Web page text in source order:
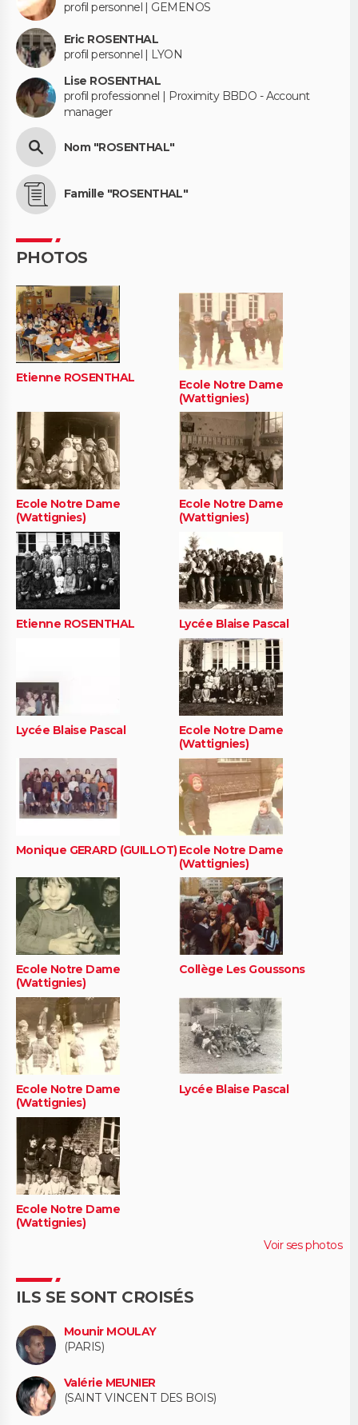
profil personnel | GEMENOS
Eric ROSENTHAL
profil personnel | LYON
Lise ROSENTHAL
profil professionnel | Proximity BBDO - Account
manager
Nom "ROSENTHAL"
Famille "ROSENTHAL"
PHOTOS
Etienne ROSENTHAL
Ecole Notre Dame
(Wattignies)
Ecole Notre Dame
(Wattignies)
Ecole Notre Dame
(Wattignies)
Etienne ROSENTHAL Lycée Blaise Pascal
Lycée Blaise Pascal
Ecole Notre Dame
(Wattignies)
Monique GERARD (GUILLOT) Ecole Notre Dame
(Wattignies)
Ecole Notre Dame
(Wattignies)
Collège Les Goussons
Ecole Notre Dame
(Wattignies)
Lycée Blaise Pascal
Ecole Notre Dame
(Wattignies)
Voir ses photos
ILS SE SONT CROISÉS
Mounir MOULAY
(PARIS)
Valérie MEUNIER
(SAINT VINCENT DES BOIS)